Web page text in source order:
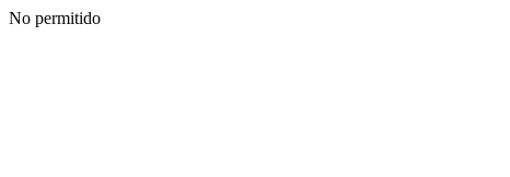
No permitido